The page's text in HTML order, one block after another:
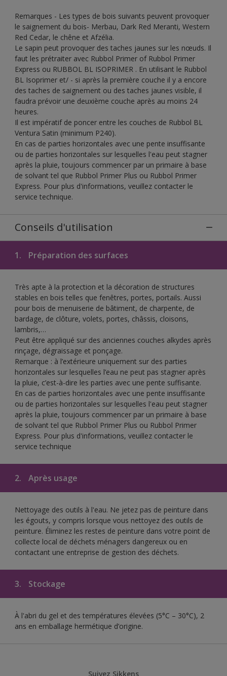
Remarques - Les types de bois suivants peuvent provoquer
le saignement du bois- Merbau, Dark Red Meranti, Western
Red Cedar, le chêne et Afzélia.
Le sapin peut provoquer des taches jaunes sur les nœuds. Il
faut les prétraiter avec Rubbol Primer of Rubbol Primer
Express ou RUBBOL BL ISOPRIMER . En utilisant le Rubbol
BL Isoprimer et/ - si après la première couche il y a encore
des taches de saignement ou des taches jaunes visible, il
faudra prévoir une deuxième couche après au moins 24
heures.
Il est impératif de poncer entre les couches de Rubbol BL
Ventura Satin (minimum P240).
En cas de parties horizontales avec une pente insuffisante
ou de parties horizontales sur lesquelles l'eau peut stagner
après la pluie, toujours commencer par un primaire à base
de solvant tel que Rubbol Primer Plus ou Rubbol Primer
Express. Pour plus d'informations, veuillez contacter le
service technique.
Conseils d'utilisation
1. Préparation des surfaces
Très apte à la protection et la décoration de structures
stables en bois telles que fenêtres, portes, portails. Aussi
pour bois de menuiserie de bâtiment, de charpente, de
bardage, de clôture, volets, portes, châssis, cloisons,
lambris,…
Peut être appliqué sur des anciennes couches alkydes après
rinçage, dégraissage et ponçage.
Remarque : à l’extérieure uniquement sur des parties
horizontales sur lesquelles l’eau ne peut pas stagner après
la pluie, c’est-à-dire les parties avec une pente suffisante.
En cas de parties horizontales avec une pente insuffisante
ou de parties horizontales sur lesquelles l'eau peut stagner
après la pluie, toujours commencer par un primaire à base
de solvant tel que Rubbol Primer Plus ou Rubbol Primer
Express. Pour plus d'informations, veuillez contacter le
service technique
2. Après usage
Nettoyage des outils à l'eau. Ne jetez pas de peinture dans
les égouts, y compris lorsque vous nettoyez des outils de
peinture. Éliminez les restes de peinture dans votre point de
collecte local de déchets ménagers dangereux ou en
contactant une entreprise de gestion des déchets.
3. Stockage
À l'abri du gel et des températures élevées (5°C – 30°C), 2
ans en emballage hermétique d’origine.
Suivez Sikkens